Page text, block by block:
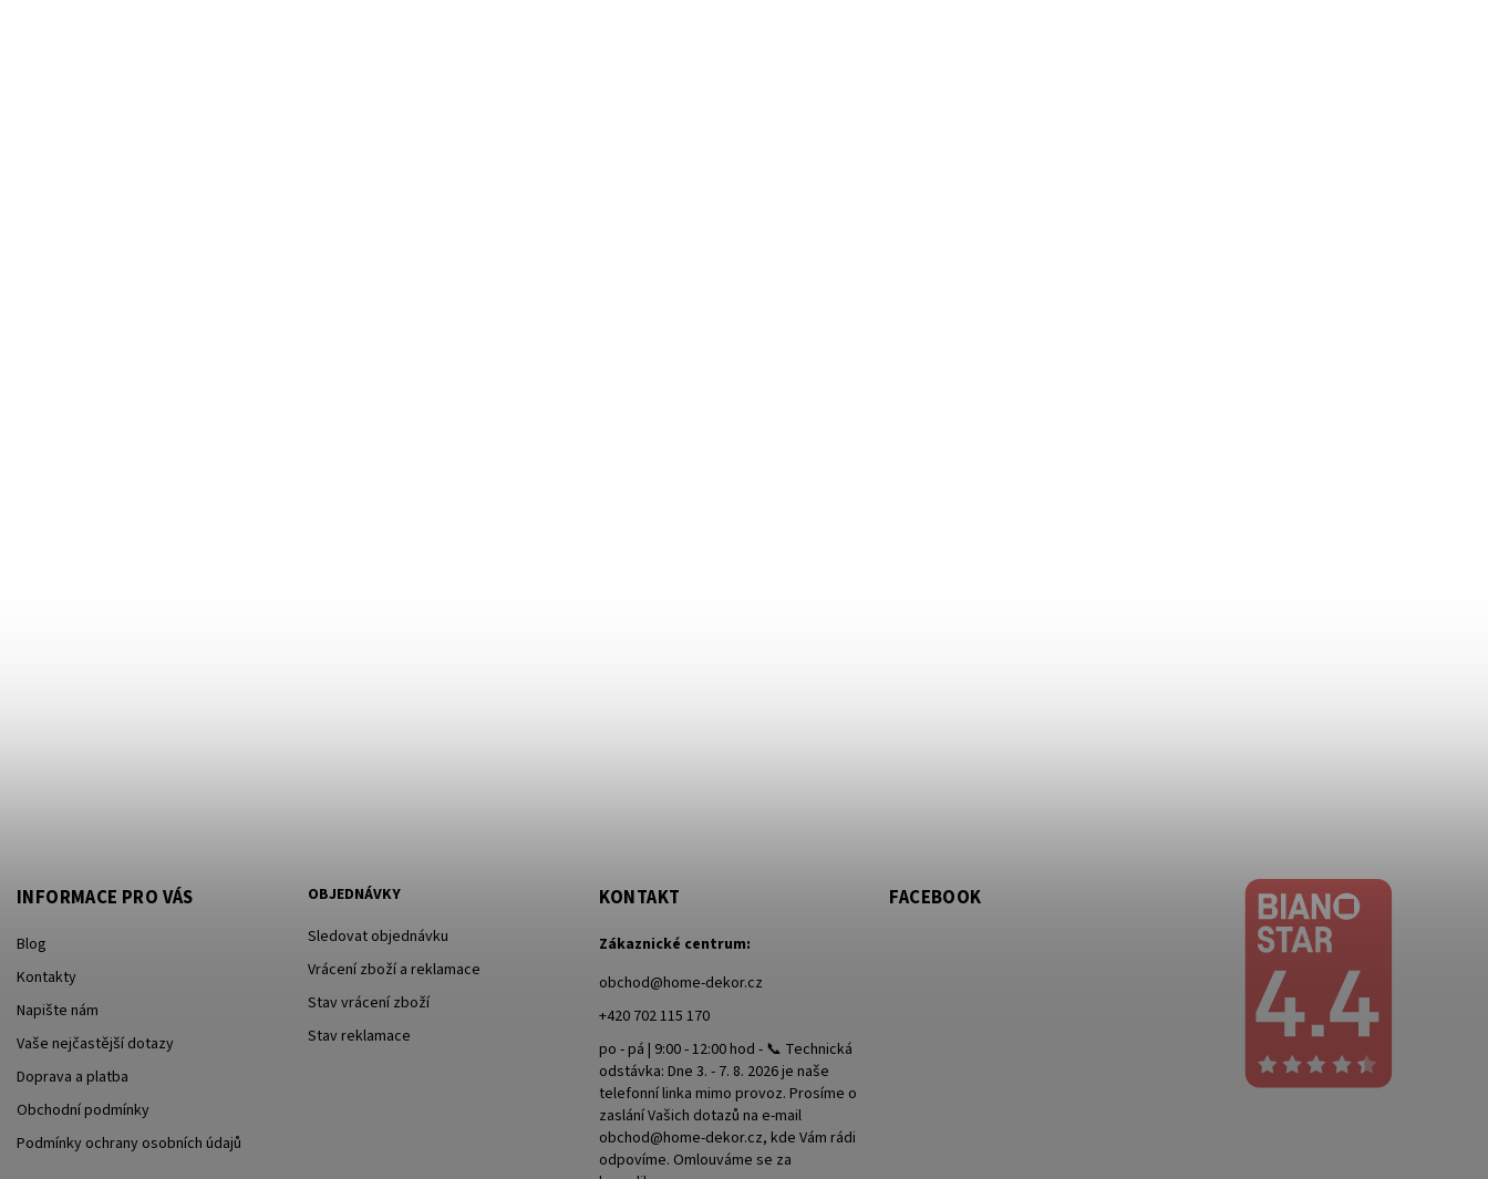
INFORMACE PRO VÁS
Blog
Kontakty
Napište nám
Vaše nejčastější dotazy
Doprava a platba
Obchodní podmínky
Podmínky ochrany osobních údajů
OBJEDNÁVKY
Sledovat objednávku
Vrácení zboží a reklamace
Stav vrácení zboží
Stav reklamace
KONTAKT
Zákaznické centrum:
obchod@home-dekor.cz
+420 702 115 170
po - pá | 9:00 - 12:00 hod - 📞 Technická
odstávka: Dne 3. - 7. 8. 2026 je naše
telefonní linka mimo provoz. Prosíme o
zaslání Vašich dotazů na e-mail
obchod@home-dekor.cz, kde Vám rádi
odpovíme. Omlouváme se za
FACEBOOK